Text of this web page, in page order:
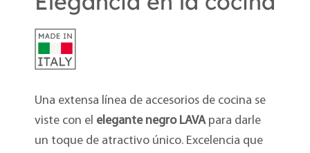
Una extensa línea de accesorios de cocina se
viste con el elegante negro LAVApara darle
un toque de atractivo único. Excelencia que